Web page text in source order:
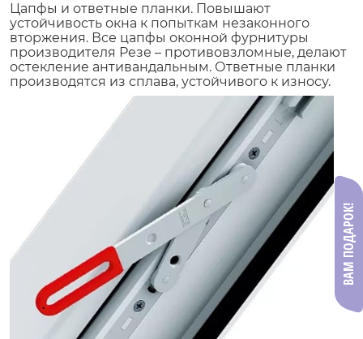
Цапфы и ответные планки. Повышают
устойчивость окна к попыткам незаконного
вторжения. Все цапфы оконной фурнитуры
производителя Резе – противовзломные, делают
остекление антивандальным. Ответные планки
производятся из сплава, устойчивого к износу.
ВАМ ПОДАРОК!